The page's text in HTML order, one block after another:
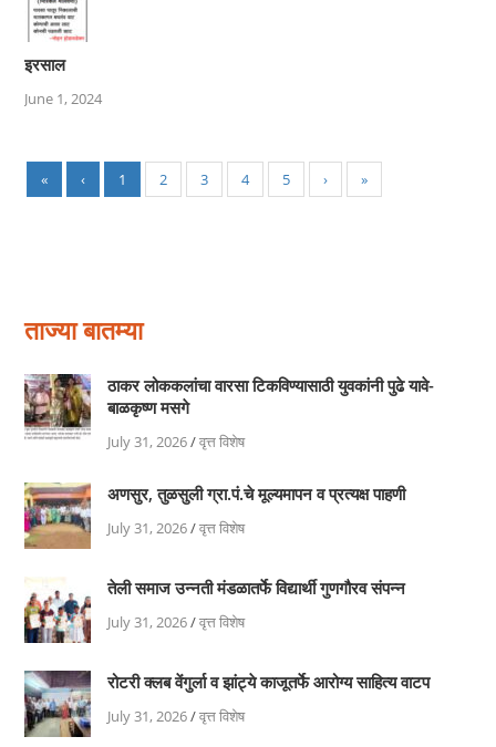
इरसाल
June 1, 2024
« ‹ 1 2 3 4 5 › »
ताज्या बातम्या
ठाकर लोककलांचा वारसा टिकविण्यासाठी युवकांनी पुढे यावे-
बाळकृष्ण मसगे
July 31, 2026/वृत्त विशेष
अणसुर, तुळसुली ग्रा.पं.चे मूल्यमापन व प्रत्यक्ष पाहणी
July 31, 2026/वृत्त विशेष
तेली समाज उन्नती मंडळातर्फे विद्यार्थी गुणगौरव संपन्न
July 31, 2026/वृत्त विशेष
रोटरी क्लब वेंगुर्ला व झांट्ये काजूतर्फे आरोग्य साहित्य वाटप
July 31, 2026/वृत्त विशेष